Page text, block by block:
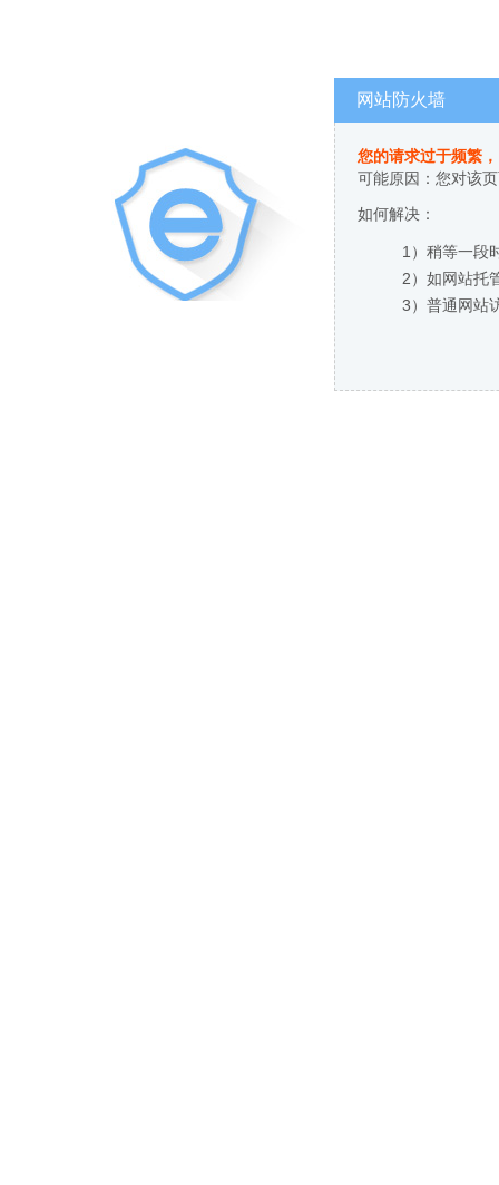
网站防火墙
您的请求过于频繁
可能原因：您对该
如何解决：
1）稍等一段
2）如网站托
3）普通网站